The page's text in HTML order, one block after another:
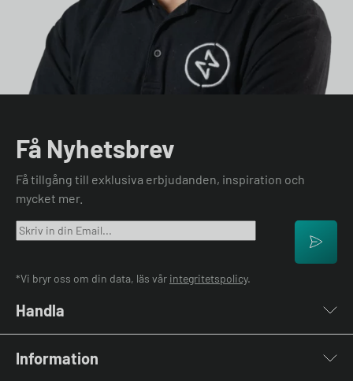
Få Nyhetsbrev
Få tillgång till exklusiva erbjudanden, inspiration och
mycket mer.
*Vi bryr oss om din data, läs vår integritetspolicy.
Handla
Laddkablar
Information